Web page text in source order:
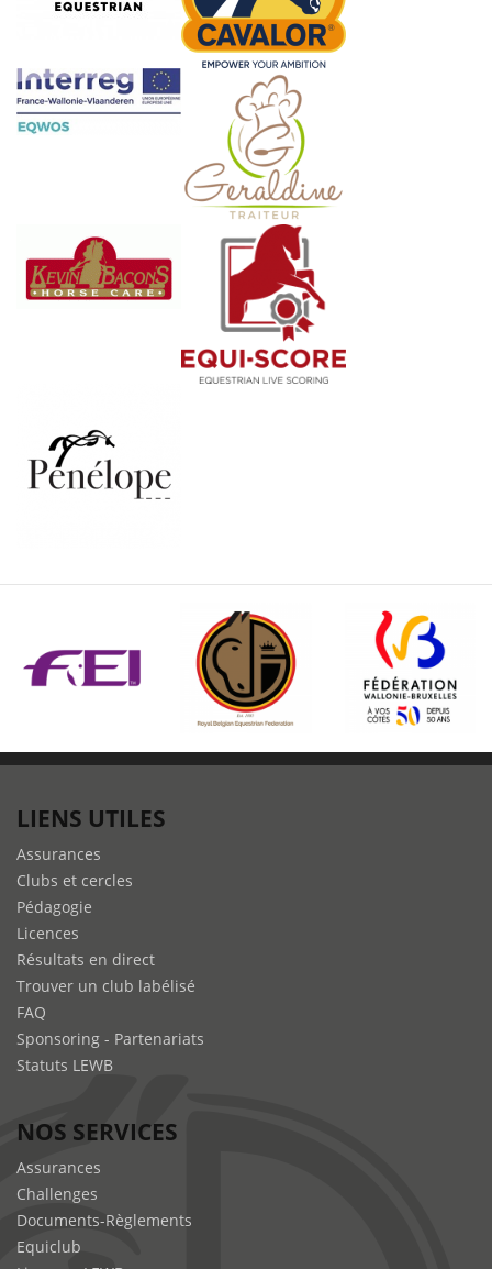
LIENS UTILES
Assurances
Clubs et cercles
Pédagogie
Licences
Résultats en direct
Trouver un club labélisé
FAQ
Sponsoring - Partenariats
Statuts LEWB
NOS SERVICES
Assurances
Challenges
Documents-Règlements
Equiclub